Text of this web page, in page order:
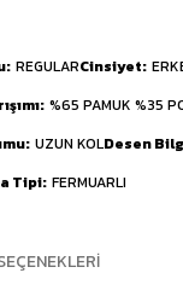
REGULARCinsiyet
%65 PAMUK %35
UZUN KOLDesen
Tipi FERMUARLI